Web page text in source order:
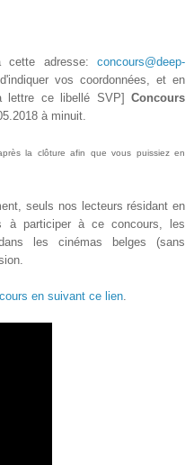
cette adresse: concours@deep-
vos coordonnées, et en
lettre ce libellé SVP] Concours
à minuit.
la clôture afin que vous puissiez en
seuls nos lecteurs résidant en
à participer à ce concours, les
les cinémas belges (sans
en suivant ce lien.